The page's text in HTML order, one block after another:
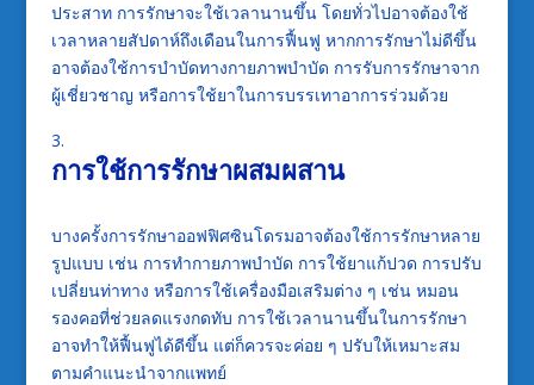
ประสาท การรักษาจะใช้เวลานานขึ้น โดยทั่วไปอาจต้องใช้
เวลาหลายสัปดาห์ถึงเดือนในการฟื้นฟู หากการรักษาไม่ดีขึ้น
อาจต้องใช้การบำบัดทางกายภาพบำบัด การรับการรักษาจาก
ผู้เชี่ยวชาญ หรือการใช้ยาในการบรรเทาอาการร่วมด้วย
การใช้การรักษาผสมผสาน
บางครั้งการรักษาออฟฟิศซินโดรมอาจต้องใช้การรักษาหลาย
รูปแบบ เช่น การทำกายภาพบำบัด การใช้ยาแก้ปวด การปรับ
เปลี่ยนท่าทาง หรือการใช้เครื่องมือเสริมต่าง ๆ เช่น หมอน
รองคอที่ช่วยลดแรงกดทับ การใช้เวลานานขึ้นในการรักษา
อาจทำให้ฟื้นฟูได้ดีขึ้น แต่ก็ควรจะค่อย ๆ ปรับให้เหมาะสม
ตามคำแนะนำจากแพทย์